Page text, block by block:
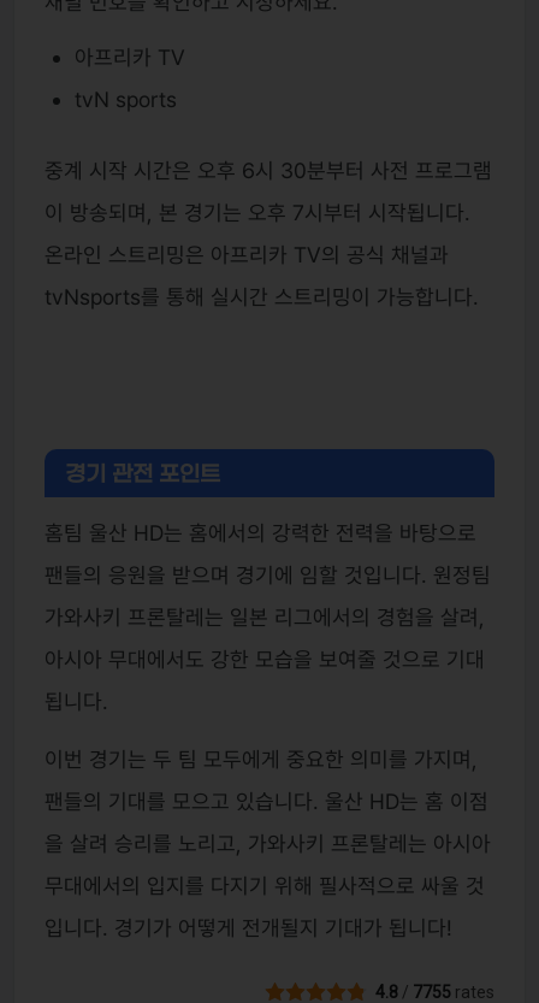
아프리카 TV
tvN sports
중계 시작 시간은 오후 6시 30분부터 사전 프로그램
이 방송되며, 본 경기는 오후 7시부터 시작됩니다.
온라인 스트리밍은 아프리카 TV의 공식 채널과
tvNsports를 통해 실시간 스트리밍이 가능합니다.
경기 관전 포인트
홈팀 울산 HD는 홈에서의 강력한 전력을 바탕으로
팬들의 응원을 받으며 경기에 임할 것입니다. 원정팀
가와사키 프론탈레는 일본 리그에서의 경험을 살려,
아시아 무대에서도 강한 모습을 보여줄 것으로 기대
됩니다.
이번 경기는 두 팀 모두에게 중요한 의미를 가지며,
팬들의 기대를 모으고 있습니다. 울산 HD는 홈 이점
을 살려 승리를 노리고, 가와사키 프론탈레는 아시아
무대에서의 입지를 다지기 위해 필사적으로 싸울 것
입니다. 경기가 어떻게 전개될지 기대가 됩니다!
4.8 / 7755 rates